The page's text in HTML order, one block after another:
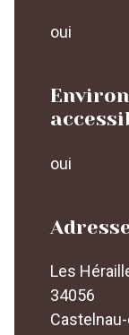
oui
oui
Les
34056